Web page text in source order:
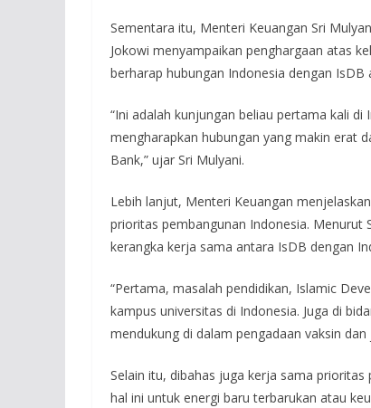
Sementara itu, Menteri Keuangan Sri
Jokowi menyampaikan penghargaan atas
berharap hubungan Indonesia dengan IsDB
“Ini adalah kunjungan beliau pertama kali
mengharapkan hubungan yang makin erat
Bank,” ujar Sri Mulyani.
Lebih lanjut, Menteri Keuangan
prioritas pembangunan Indonesia. Menurut
kerangka kerja sama antara IsDB dengan
“Pertama, masalah pendidikan, Islamic
kampus universitas di Indonesia. Juga di
mendukung di dalam pengadaan vaksin
Selain itu, dibahas juga kerja sama
hal ini untuk energi baru terbarukan atau